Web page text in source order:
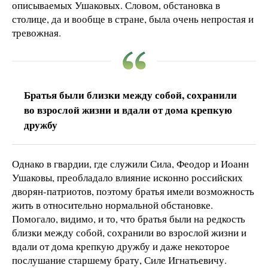
описываемых Ушаковых. Словом, обстановка в
столице, да и вообще в стране, была очень непростая и
тревожная.
Братья были близки между собой, сохранили
во взрослой жизни и вдали от дома крепкую
дружбу
Однако в гвардии, где служили Сила, Феодор и Иоанн
Ушаковы, преобладало влияние исконно российских
дворян-патриотов, поэтому братья имели возможность
жить в относительно нормальной обстановке.
Помогало, видимо, и то, что братья были на редкость
близки между собой, сохранили во взрослой жизни и
вдали от дома крепкую дружбу и даже некоторое
послушание старшему брату, Силе Игнатьевичу.